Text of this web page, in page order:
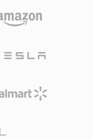
여 VOB는 소비
이 되었습니다.
대한 기존 DVD
관 압축을 위한
성장했습니다.
Zune 생태계
털 저작권 관리
템에서 재생에